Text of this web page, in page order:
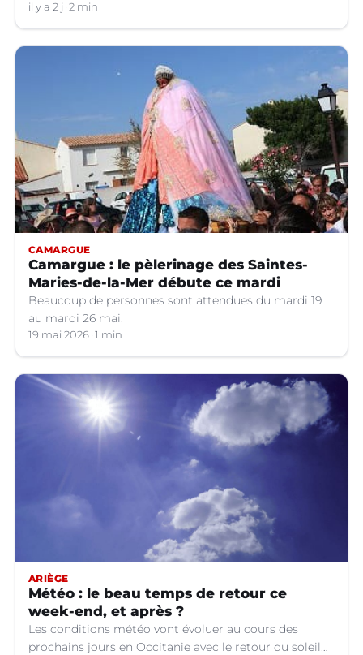
il y a 2 j 2 min
CAMARGUE
Camargue : le pèlerinage des Saintes-
Maries-de-la-Mer débute ce mardi
Beaucoup de personnes sont attendues du mardi 19
au mardi 26 mai.
19 mai 2026 1 min
ARIÈGE
Météo : le beau temps de retour ce
week-end, et après ?
Les conditions météo vont évoluer au cours des
prochains jours en Occitanie avec le retour du soleil